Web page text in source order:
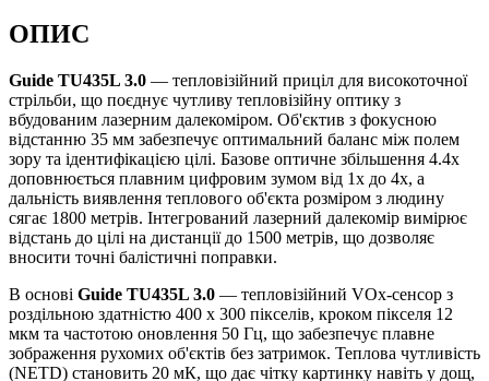
ОПИС
Guide TU435L 3.0 — тепловізійний приціл для високоточної
стрільби, що поєднує чутливу тепловізійну оптику з
вбудованим лазерним далекоміром. Об'єктив з фокусною
відстанню 35 мм забезпечує оптимальний баланс між полем
зору та ідентифікацією цілі. Базове оптичне збільшення 4.4x
доповнюється плавним цифровим зумом від 1x до 4x, а
дальність виявлення теплового об'єкта розміром з людину
сягає 1800 метрів. Інтегрований лазерний далекомір вимірює
відстань до цілі на дистанції до 1500 метрів, що дозволяє
вносити точні балістичні поправки.
В основі Guide TU435L 3.0 — тепловізійний VOx-сенсор з
роздільною здатністю 400 x 300 пікселів, кроком пікселя 12
мкм та частотою оновлення 50 Гц, що забезпечує плавне
зображення рухомих об'єктів без затримок. Теплова чутливість
(NETD) становить 20 мК, що дає чітку картинку навіть у дощ,